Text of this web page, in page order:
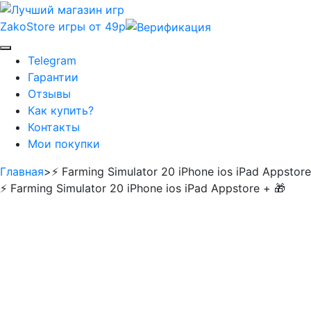
ZakoStore игры от 49р
Telegram
Гарантии
Отзывы
Как купить?
Контакты
Мои покупки
Главная>⚡️ Farming Simulator 20 iPhone ios iPad
⚡️ Farming Simulator 20 iPhone ios iPad Appstore + 🎁